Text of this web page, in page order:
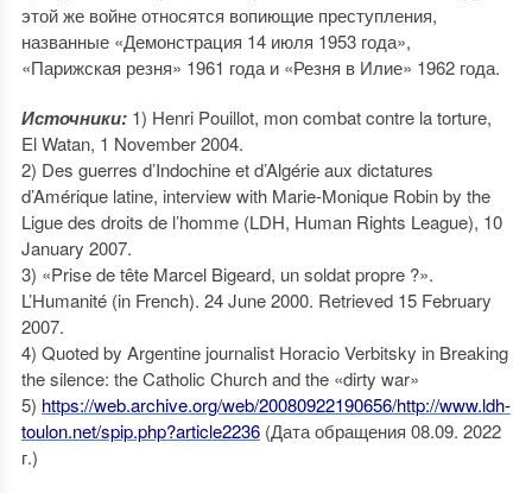
этой же войне относятся вопиющие преступления,
названные «Демонстрация 14 июля 1953 года»,
«Парижская резня» 1961 года и «Резня в Илие» 1962 года.
Источники:1) Henri Pouillot, mon combat contre la torture,
El Watan, 1 November 2004.
2) Des guerres d’Indochine et d’Algérie aux dictatures
d’Amérique latine, interview with Marie-Monique Robin by the
Ligue des droits de l’homme (LDH, Human Rights League), 10
January 2007.
3) «Prise de tête Marcel Bigeard, un soldat propre ?».
L’Humanité (in French). 24 June 2000. Retrieved 15 February
2007.
4) Quoted by Argentine journalist Horacio Verbitsky in Breaking
the silence: the Catholic Church and the «dirty war»
5) https://web.archive.org/web/20080922190656/http://www.ldh-
toulon.net/spip.php?article2236(Дата обращения 08.09. 2022
г.)